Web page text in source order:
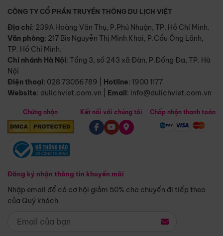
CÔNG TY CỔ PHẦN TRUYỀN THÔNG DU LỊCH VIỆT
Địa chỉ: 239A Hoàng Văn Thụ, P.Phú Nhuận, TP. Hồ Chí Minh.
Văn phòng: 217 Bis Nguyễn Thị Minh Khai, P.Cầu Ông Lãnh,
TP. Hồ Chí Minh.
Chi nhánh Hà Nội: Tầng 3, số 243 xã Đàn, P.Đống Đa, TP. Hà
Nội
Điện thoại: 028 73056789 Hotline: 1900 1177
Website: dulichviet.com.vn Email: info@dulichviet.com.vn
Chứng nhận
Đăng ký nhận thông tin khuyến mãi
Nhập email để có cơ hội giảm 50% cho chuyến đi tiếp theo
của Quý khách
Kết nối với chúng tôi Chấp nhận thanh toán